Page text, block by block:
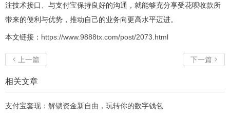
注技术接口、与支付宝保持良好的沟通，就能够充分享受花呗收款所
带来的便利与优势，推动自己的业务向更高水平迈进。
本文链接： https://www.9888tx.com/post/2073.html
 上一篇 下一篇 
相关文章
支付宝套现：解锁资金新自由，玩转你的数字钱包